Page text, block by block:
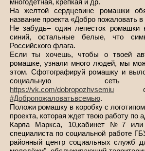
многодетная, крепкая и др.
На желтой сердцевине ромашки
название проекта «Добро пожаловать
Не забудь– один лепесток ромашки
синий, остальные белые, что
Российского флага.
Если ты хочешь, чтобы о твоей
ромашке, узнали много людей, мы
этом. Сфотографируй ромашку и
социальную сеть
https://vk.com/dobropozhvsemiu с
#Добропожаловатьвсемью.
Положи ромашку в коробку с
проекта, которая ждет твою работу по
Карла Маркса, 10,кабинет №7 или
специалиста по социальной работе
районный центр социальных служб